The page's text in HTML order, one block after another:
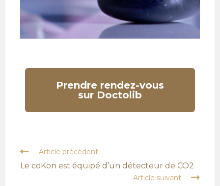
Prendre rendez-vous
sur Doctolib
Article précédent
Le coKon est équipé d’un détecteur de CO2
Article suivant